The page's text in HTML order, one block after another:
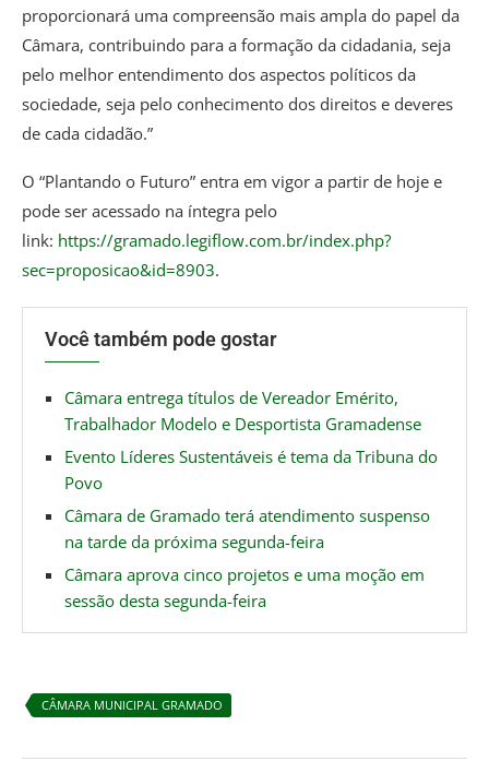
proporcionará uma compreensão mais ampla do papel da
Câmara, contribuindo para a formação da cidadania, seja
pelo melhor entendimento dos aspectos políticos da
sociedade, seja pelo conhecimento dos direitos e deveres
de cada cidadão.”
O “Plantando o Futuro” entra em vigor a partir de hoje e
pode ser acessado na íntegra pelo
link: https://gramado.legiflow.com.br/index.php?
sec=proposicao&id=8903.
Você também pode gostar
Câmara entrega títulos de Vereador Emérito,
Trabalhador Modelo e Desportista Gramadense
Evento Líderes Sustentáveis é tema da Tribuna do
Povo
Câmara de Gramado terá atendimento suspenso
na tarde da próxima segunda-feira
Câmara aprova cinco projetos e uma moção em
sessão desta segunda-feira
CÂMARA MUNICIPAL GRAMADO